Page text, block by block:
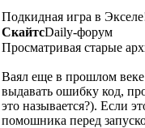
Подкидная игра в
СкайтсDaily-форум
Просматривая старые
Ваял еще в прошлом
выдавать ошибку код,
это называется?). Если
помошника перед